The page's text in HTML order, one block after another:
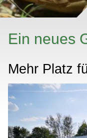
Ein neues
Mehr Platz